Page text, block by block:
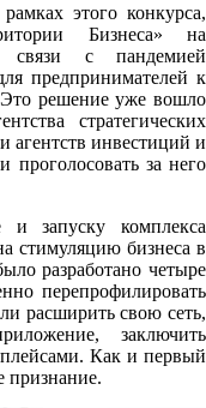
этого конкурса,
Бизнеса» на
с пандемией
предпринимателей к
Это решение уже вошло
стратегических
инвестиций и
проголосовать за него
и запуску комплекса
стимуляцию бизнеса в
разработано четыре
перепрофилировать
расширить свою сеть,
заключить
Как и первый
признание.